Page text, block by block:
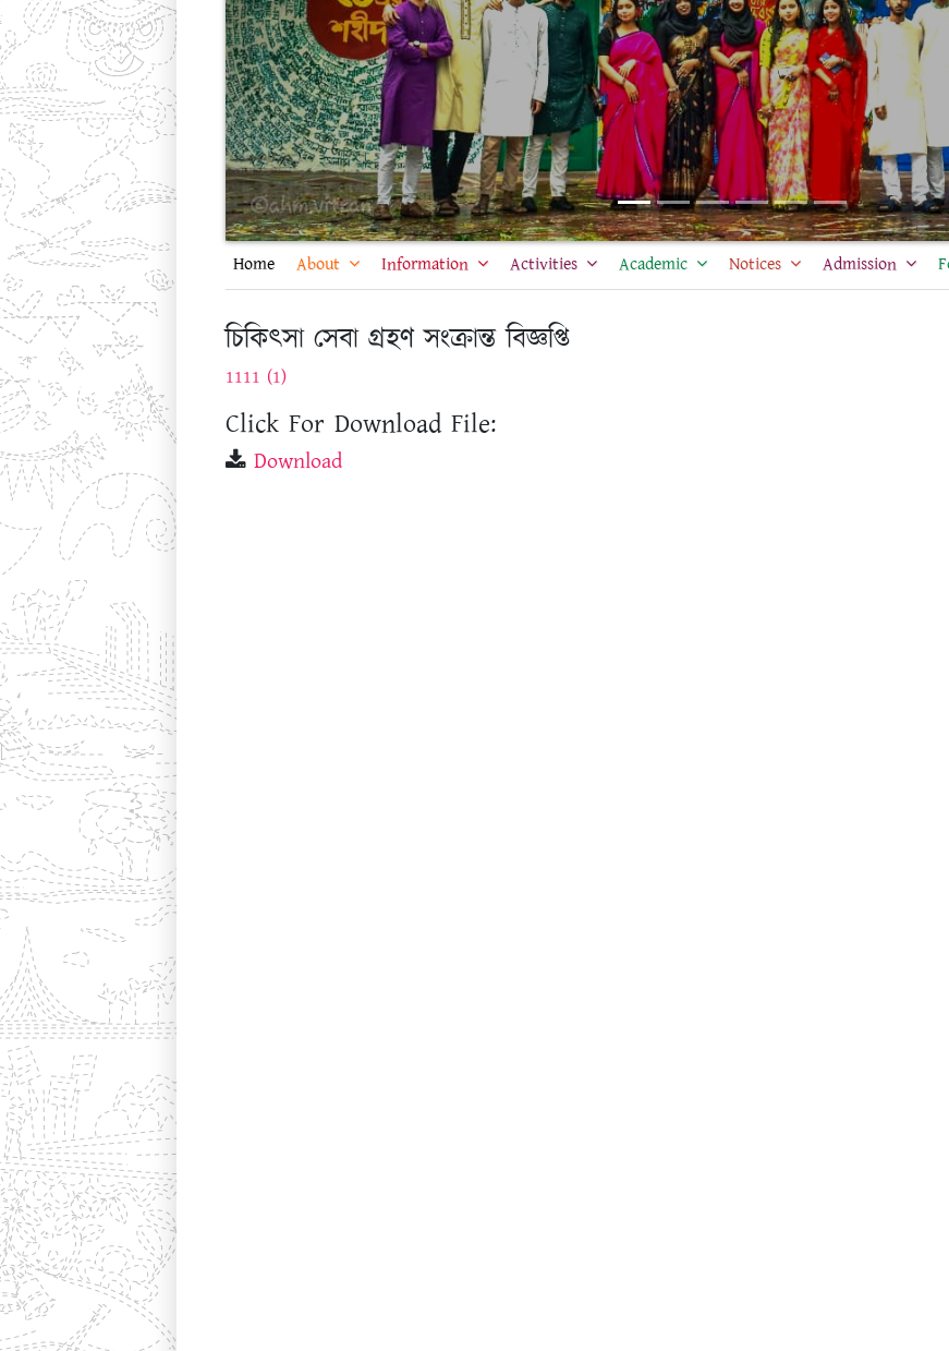
Home About Information Activities Academic Notices Admission
চিকিৎসা সেবা গ্রহণ সংক্রান্ত বিজ্ঞপ্তি
1111 (1)
Click For Download File:
Download